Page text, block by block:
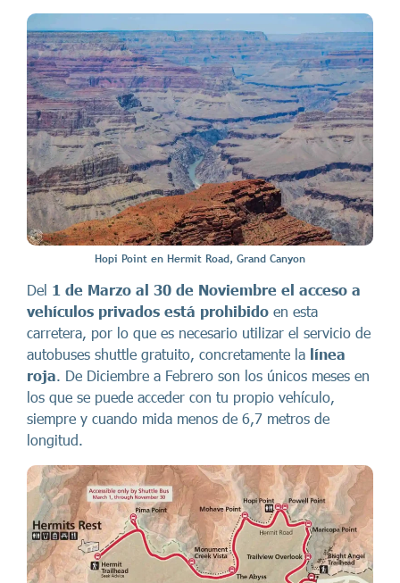
Hopi Point en Hermit Road, Grand Canyon
Del 1 de Marzo al 30 de Noviembre el acceso a
vehículos privados está prohibido en esta
carretera, por lo que es necesario utilizar el servicio de
autobuses shuttle gratuito, concretamente la línea
roja. De Diciembre a Febrero son los únicos meses en
los que se puede acceder con tu propio vehículo,
siempre y cuando mida menos de 6,7 metros de
longitud.